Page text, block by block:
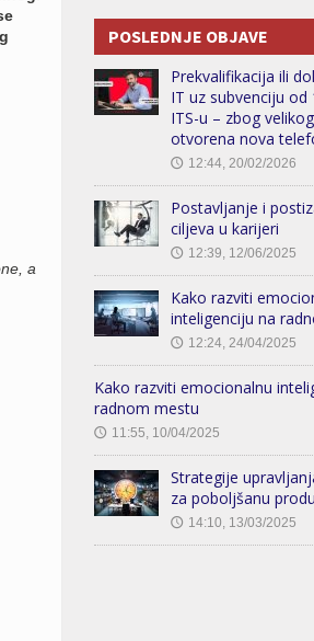
a
POSLEDNJE OBJAVE
Prekvalifikacija ili
IT uz subvenciju od
ITS-u – zbog
otvorena nova
🕔 12:44, 20/02/2026
Postavljanje i
ciljeva u karijeri
🕔 12:39, 12/06/2025
Kako razviti
inteligenciju na
🕔 12:24, 24/04/2025
Kako razviti emocionalnu
radnom mestu
🕔 11:55, 10/04/2025
Strategije
za poboljšanu
🕔 14:10, 13/03/2025